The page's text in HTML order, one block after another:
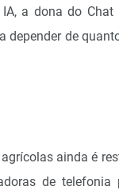
a dona do Chat
depender de
ainda é
de